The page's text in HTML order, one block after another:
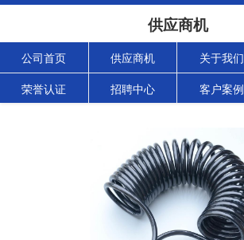
供应商机
公司首页 供应商机 关于我们
荣誉认证 招聘中心 客户案例